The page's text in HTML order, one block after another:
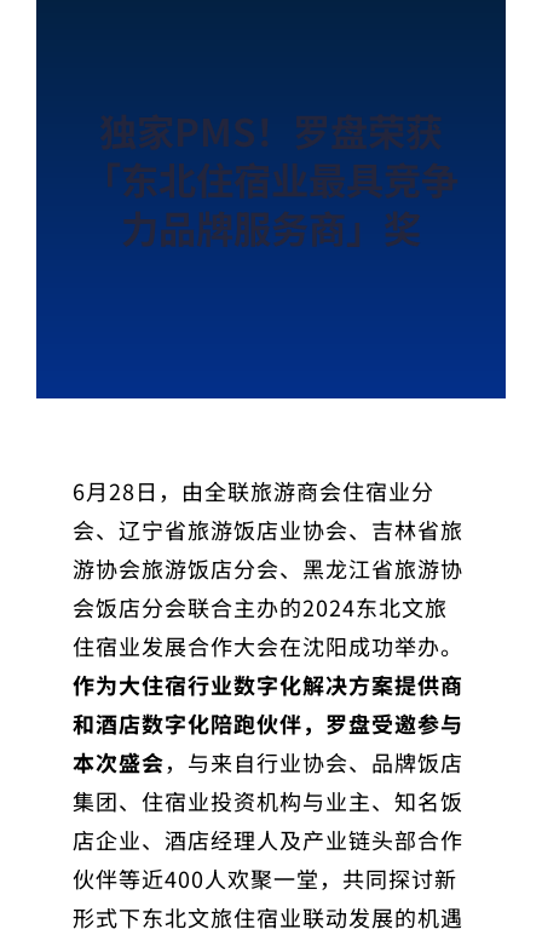
独家PMS！罗盘荣获
「东北住宿业最具竞争
力品牌服务商」奖
6月28日，由全联旅游商会住宿业分
会、辽宁省旅游饭店业协会、吉林省旅
游协会旅游饭店分会、黑龙江省旅游协
会饭店分会联合主办的2024东北文旅
住宿业发展合作大会在沈阳成功举办。
作为大住宿行业数字化解决方案提供商
和酒店数字化陪跑伙伴，罗盘受邀参与
本次盛会，与来自行业协会、品牌饭店
集团、住宿业投资机构与业主、知名饭
店企业、酒店经理人及产业链头部合作
伙伴等近400人欢聚一堂，共同探讨新
形式下东北文旅住宿业联动发展的机遇